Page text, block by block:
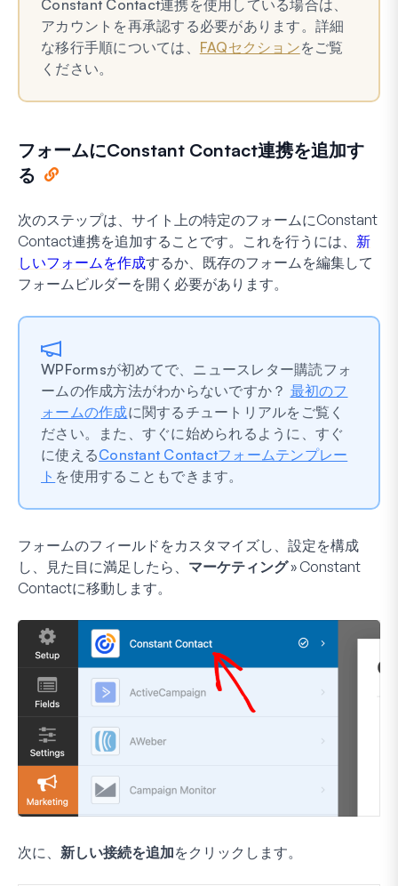
Constant Contact連携を使用している場合は、
アカウントを再承認する必要があります。詳細
な移行手順については、 FAQセクションをご覧
ください。
フォームにConstant Contact連携を追加す
る
次のステップは、サイト上の特定のフォームにConstant
Contact連携を追加することです。これを行うには、 新
しいフォームを作成するか、既存のフォームを編集して
フォームビルダーを開く必要があります。
WPFormsが初めてで、ニュースレター購読フォ
ームの作成方法がわからないですか？ 最初のフ
ォームの作成に関するチュートリアルをご覧く
ださい。また、すぐに始められるように、すぐ
に使えるConstant Contactフォームテンプレー
ト を使用することもできます。
フォームのフィールドをカスタマイズし、設定を構成
し、見た目に満足したら、 マーケティング » Constant
Contactに移動します。
次に、 新しい接続を追加をクリックします。